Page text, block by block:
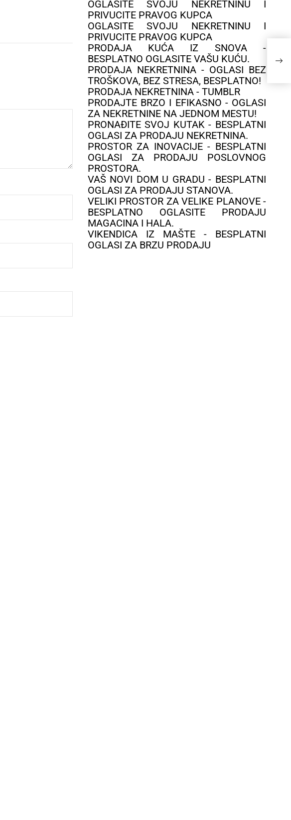
OGLASITE SVOJU NEKRETNINU I
PRIVUCITE PRAVOG KUPCA
OGLASITE SVOJU NEKRETNINU I
PRIVUCITE PRAVOG KUPCA
PRODAJA KUĆA IZ SNOVA -
BESPLATNO OGLASITE VAŠU KUĆU.
PRODAJA NEKRETNINA - OGLASI BEZ
TROŠKOVA, BEZ STRESA, BESPLATNO!
PRODAJA NEKRETNINA - TUMBLR
PRODAJTE BRZO I EFIKASNO - OGLASI
ZA NEKRETNINE NA JEDNOM MESTU!
PRONAĐITE SVOJ KUTAK - BESPLATNI
OGLASI ZA PRODAJU NEKRETNINA.
PROSTOR ZA INOVACIJE - BESPLATNI
OGLASI ZA PRODAJU POSLOVNOG
PROSTORA.
VAŠ NOVI DOM U GRADU - BESPLATNI
OGLASI ZA PRODAJU STANOVA.
VELIKI PROSTOR ZA VELIKE PLANOVE -
BESPLATNO OGLASITE PRODAJU
MAGACINA I HALA.
VIKENDICA IZ MAŠTE - BESPLATNI
OGLASI ZA BRZU PRODAJU